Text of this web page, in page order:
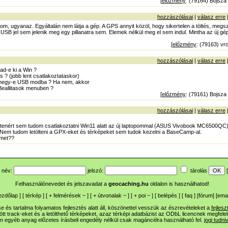
hozzászólásai | válasz erre
ugyanaz. Egyáltalán nem látja a gép. A GPS annyit közöl, hogy sikertelen a töltés,
jel sem jelenik meg egy pillanatra sem. Elemek nélkül meg el sem indul. Mintha az új
[előzmény: (79163)
hozzászólásai | válasz erre
e ki a Win ?
? (jobb lent csatlakoztataskor)
e USB modba ? Ha nem, akkor
menuben ?
[előzmény: (79161)
hozzászólásai | válasz erre
sem tudom csatlakoztatni Win11 alatt az új laptopommal (ASUS Vivobook
tudom letölteni a GPX-eket és térképeket sem tudok kezelni a BaseCamp-al.
név: jelszó: tárolás [
Felhasználónevedet és jelszavadat a geocaching.hu oldalon is használhatod!
] [ térkép ] [ + felmérések ~ ] [ + útvonalak ~ ] [ + poi ~ ] [ belépés ] [ faq ] [fórum] [
és tartalma folyamatos fejlesztés alatt áll, köszönettel vesszük az észrevételeket a
track-eket és a letölthető térképeket, azaz térképi adatbázist az ODbL licencnek
egyéb anyag előzetes írásbeli engedély nélkül csak magáncélra használható fel. jogi